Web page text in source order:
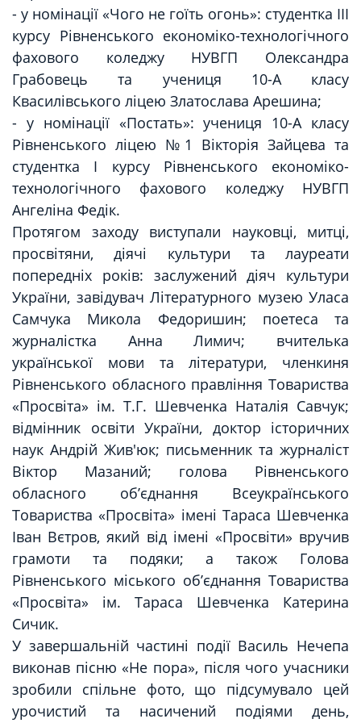
- у номінації «Чого не гоїть огонь»: студентка ІІІ
курсу Рівненського економіко-технологічного
фахового коледжу НУВГП Олександра
Грабовець та учениця 10-А класу
Квасилівського ліцею Златослава Арешина;
- у номінації «Постать»: учениця 10-А класу
Рівненського ліцею №1 Вікторія Зайцева та
студентка І курсу Рівненського економіко-
технологічного фахового коледжу НУВГП
Ангеліна Федік.
Протягом заходу виступали науковці, митці,
просвітяни, діячі культури та лауреати
попередніх років: заслужений діяч культури
України, завідувач Літературного музею Уласа
Самчука Микола Федоришин; поетеса та
журналістка Анна Лимич; вчителька
української мови та літератури, членкиня
Рівненського обласного правління Товариства
«Просвіта» ім. Т.Г. Шевченка Наталія Савчук;
відмінник освіти України, доктор історичних
наук Андрій Жив'юк; письменник та журналіст
Віктор Мазаний; голова Рівненського
обласного об’єднання Всеукраїнського
Товариства «Просвіта» імені Тараса Шевченка
Іван Вєтров, який від імені «Просвіти» вручив
грамоти та подяки; а також Голова
Рівненського міського об’єднання Товариства
«Просвіта» ім. Тараса Шевченка Катерина
Сичик.
У завершальній частині події Василь Нечепа
виконав пісню «Не пора», після чого учасники
зробили спільне фото, що підсумувало цей
урочистий та насичений подіями день,